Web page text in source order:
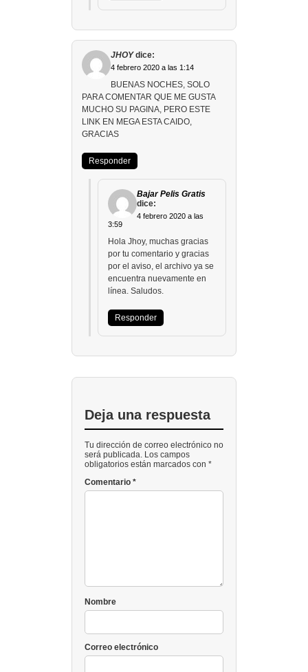
JHOY dice:
4 febrero 2020 a las 1:14
BUENAS NOCHES, SOLO
PARA COMENTAR QUE ME GUSTA
MUCHO SU PAGINA, PERO ESTE
LINK EN MEGA ESTA CAIDO,
GRACIAS
Responder
Bajar Pelis Gratis
dice:
4 febrero 2020 a las
3:59
Hola Jhoy, muchas gracias
por tu comentario y gracias
por el aviso, el archivo ya se
encuentra nuevamente en
línea. Saludos.
Responder
Deja una respuesta
Tu dirección de correo electrónico no
será publicada. Los campos
obligatorios están marcados con *
Comentario *
Nombre
Correo electrónico